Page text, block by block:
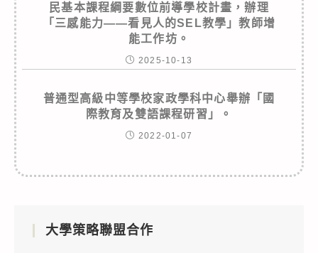
民基本課程綱要數位前導學校計畫，辦理
「三感能力——看見人的SEL教學」教師增
能工作坊。
2025-10-13
普通型高級中等學校家政學科中心舉辦「國
際教育及雙語課程研習」。
2022-01-07
大學策略聯盟合作